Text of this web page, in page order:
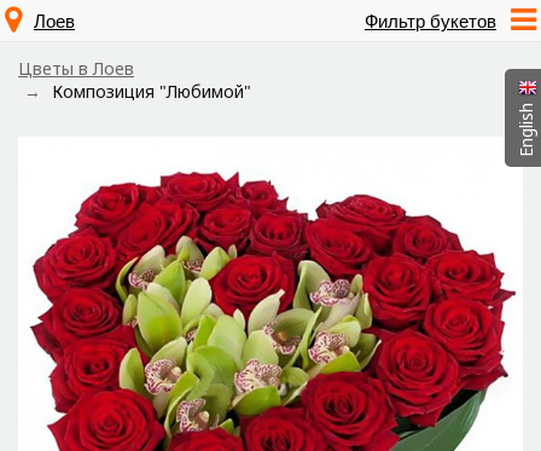
Фильтр букетов
Лоев
Цветы в Лоев
Композиция "Любимой"
English